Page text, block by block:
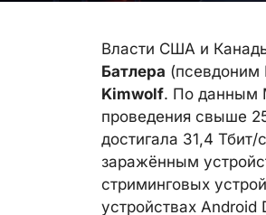
Власти США и
Батлера (псевдоним
Kimwolf. По данным
проведения свыше
достигала 31,4
заражённым
стриминговых
устройствах Android